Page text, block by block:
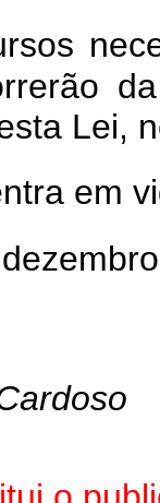
Lei,
em